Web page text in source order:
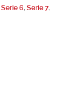
Serie 6,Serie 7,